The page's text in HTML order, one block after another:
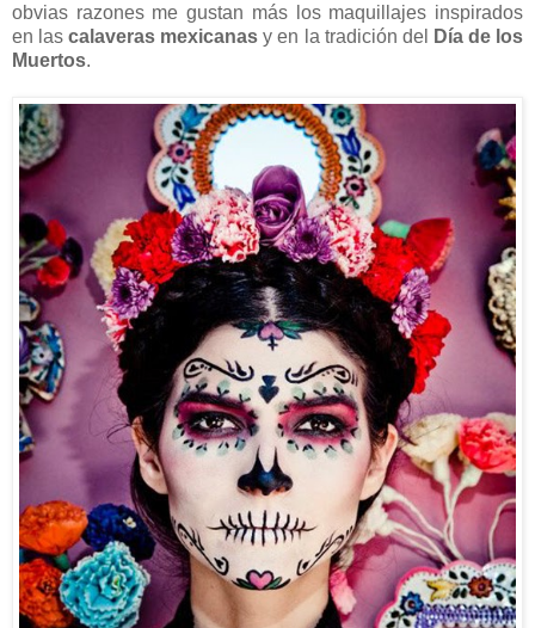
obvias razones me gustan más los maquillajes inspirados
en lascalaveras mexicanas y en la tradición del
Día de los
Muertos.